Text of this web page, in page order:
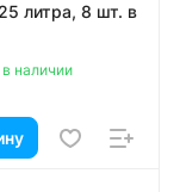
литра, 8 шт. в
в наличии